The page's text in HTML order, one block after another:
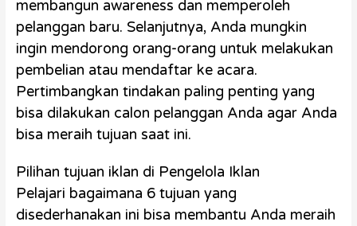
membangun awareness dan memperoleh
pelanggan baru. Selanjutnya, Anda mungkin
ingin mendorong orang-orang untuk melakukan
pembelian atau mendaftar ke acara.
Pertimbangkan tindakan paling penting yang
bisa dilakukan calon pelanggan Anda agar Anda
bisa meraih tujuan saat ini.
Pilihan tujuan iklan di Pengelola Iklan
Pelajari bagaimana 6 tujuan yang
disederhanakan ini bisa membantu Anda meraih